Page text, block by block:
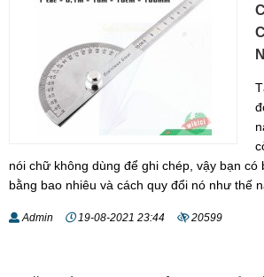
nói chữ không dùng để ghi chép, vậy bạn có
bằng bao nhiêu và cách quy đổi nó như thế
Admin 19-08-2021 23:44 20599